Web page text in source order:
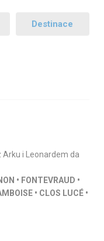
Destinace
Arku i Leonardem da
• FONTEVRAUD •
• CLOS LUCÉ •